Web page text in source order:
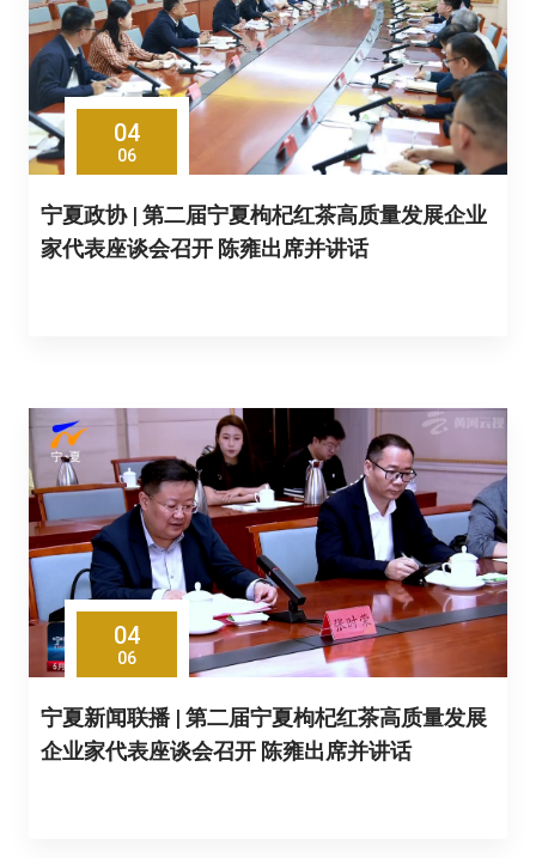
04
06
宁夏政协 | 第二届宁夏枸杞红茶高质量发展企业
家代表座谈会召开 陈雍出席并讲话
04
06
宁夏新闻联播 | 第二届宁夏枸杞红茶高质量发展
企业家代表座谈会召开 陈雍出席并讲话